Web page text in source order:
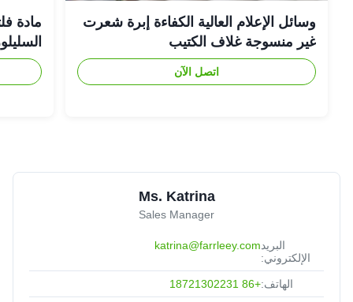
Mason
Argentina
Jul 22.2025
★★★★★
★★★★★
Well-packaged
وسائل الإعلام العالية الكفاءة إبرة شعرت
غير منسوجة غلاف الكتيب
اتصل الآن
مادة
Ms. Katrina
Sales Manager
البريد
الإلكتروني:
katrina@farrleey.com
الهاتف:+86 18721302231